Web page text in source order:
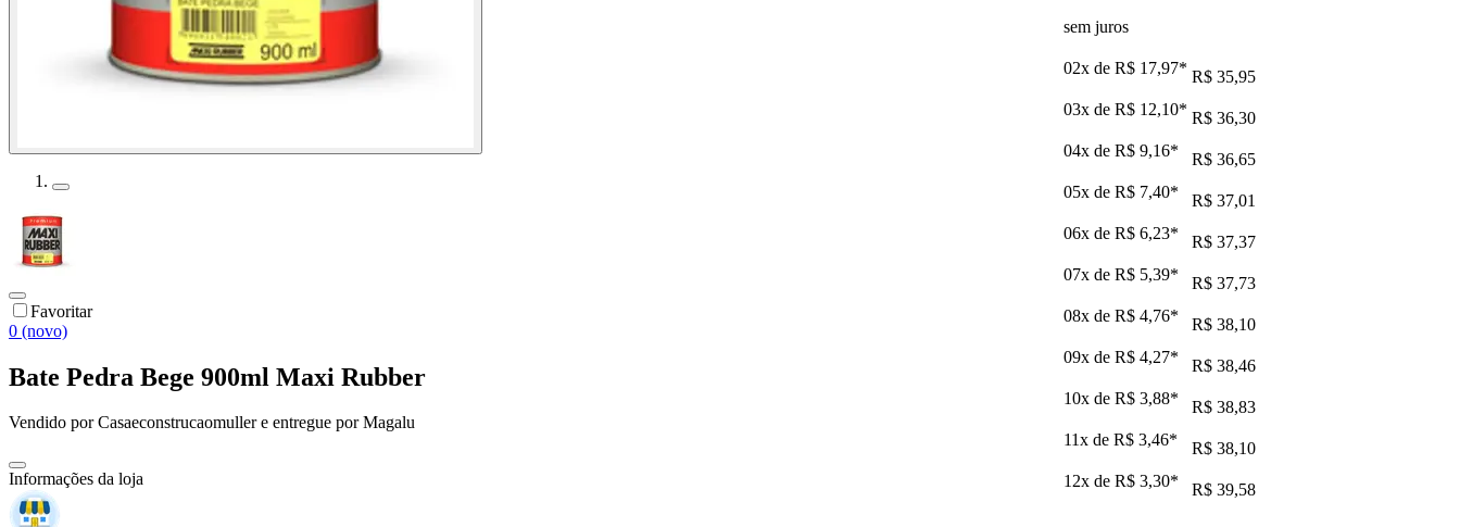
Favoritar
0 (novo)
Bate Pedra Bege 900ml Maxi Rubber
Vendido porCasaeconstrucaomullere entregue por Magalu
Informações da loja
sem juros
02x de R$ 17,97* R$ 35,95
03x de R$ 12,10* R$ 36,30
04x de R$ 9,16*
R$ 36,65
05x de R$ 7,40*
R$ 37,01
06x de R$ 6,23*
R$ 37,37
07x de R$ 5,39*
R$ 37,73
08x de R$ 4,76*
R$ 38,10
09x de R$ 4,27*
R$ 38,46
10x de R$ 3,88*
R$ 38,83
11x de R$ 3,46*
R$ 38,10
12x de R$ 3,30* R$ 39,58